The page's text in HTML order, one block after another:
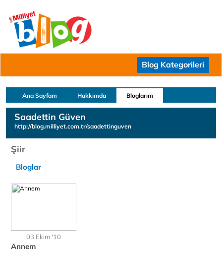
Blog Kategorileri
Ana Sayfam Hakkımda Bloglarım
Saadettin Güven
http://blog.milliyet.com.tr/saadettinguven
Şiir
Bloglar
03 Ekim '10
Annem